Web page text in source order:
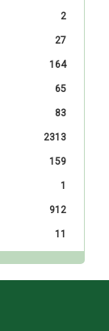
2
27
164
65
83
2313
159
1
912
11